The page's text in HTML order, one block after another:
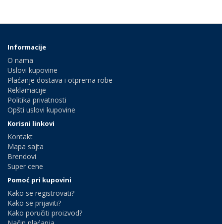
Informacije
O nama
Uslovi kupovine
Plaćanje dostava i otprema robe
Reklamacije
Politika privatnosti
Opšti uslovi kupovine
Korisni linkovi
Kontakt
Mapa sajta
Brendovi
Super cene
Pomoć pri kupovini
Kako se registrovati?
Kako se prijaviti?
Kako poručiti proizvod?